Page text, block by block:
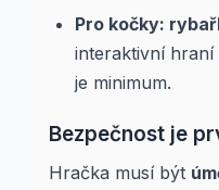
Pro kočky:
interaktivní hraní
je minimum.
Bezpečnost je
Hračka musí být